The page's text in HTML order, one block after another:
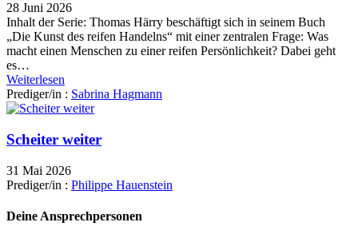
28 Juni 2026
Inhalt der Serie: Thomas Härry beschäftigt sich in seinem Buch
„Die Kunst des reifen Handelns“ mit einer zentralen Frage: Was
macht einen Menschen zu einer reifen Persönlichkeit? Dabei geht
es…
Weiterlesen
Prediger/in : Sabrina Hagmann
Scheiter weiter
31 Mai 2026
Prediger/in : Philippe Hauenstein
Deine Ansprechpersonen